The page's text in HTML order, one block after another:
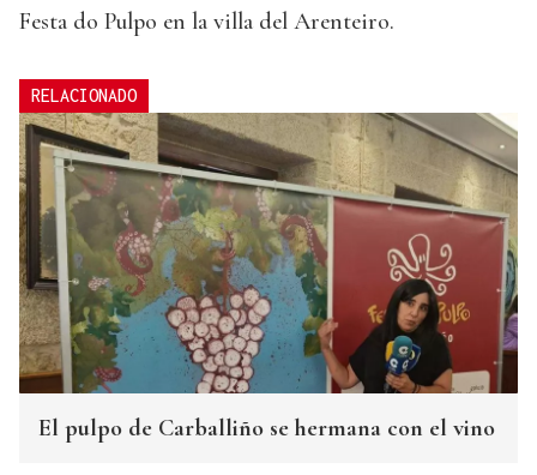
Festa do Pulpo en la villa del Arenteiro.
RELACIONADO
El pulpo de Carballiño se hermana con el vino